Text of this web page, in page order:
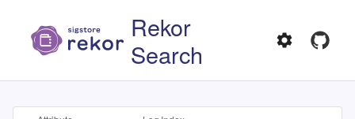
Rekor
Search